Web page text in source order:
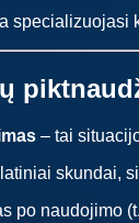
– tai
skundai,
po naudojimo